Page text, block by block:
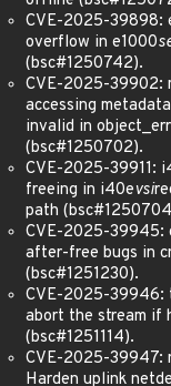
CVE-2025-39898:
overflow in e1000
(bsc#1250742).
CVE-2025-39902:
accessing
invalid in
(bsc#1250702).
CVE-2025-39911:
freeing in i40evsi
path
CVE-2025-39945:
after-free bugs in
(bsc#1251230).
CVE-2025-39946:
abort the stream if
(bsc#1251114).
CVE-2025-39947:
Harden uplink